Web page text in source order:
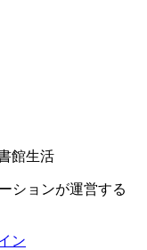
館生活
ションが運営する
ン